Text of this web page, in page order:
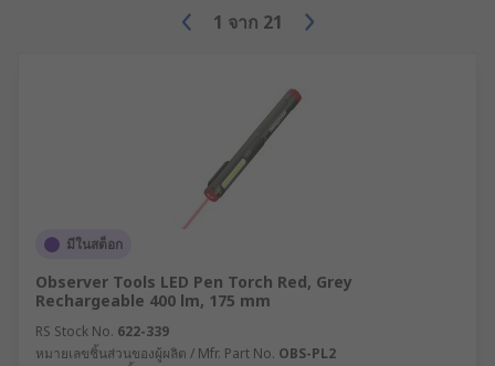
Fluorescent torch bulbs are most often used in
good for casting a fairly bright light over a larger
inspection area. However, fluorescent bulbs
consume more energy than LEDs and must be
treated with care as they contain mercury. They
can also take a little time to ’warm up’ to
temperature, making them less useful as
emergency backups.
1 จาก 21
มีในสต็อก
Observer Tools LED Pen Torch Red, Grey
Rechargeable 400 lm, 175 mm
RS Stock No. 622-339
หมายเลขชิ้นส่วนของผู้ผลิต / Mfr. Part No. OBS-PL2